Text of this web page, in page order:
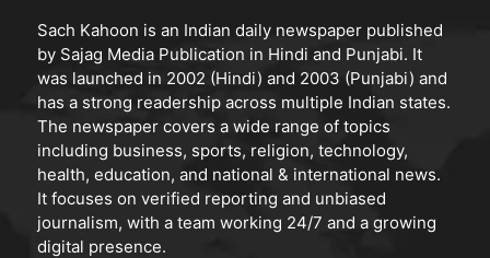
Sach Kahoon is an Indian daily newspaper published
by Sajag Media Publication in Hindi and Punjabi. It
was launched in 2002 (Hindi) and 2003 (Punjabi) and
has a strong readership across multiple Indian states.
The newspaper covers a wide range of topics
including business, sports, religion, technology,
health, education, and national & international news.
It focuses on verified reporting and unbiased
journalism, with a team working 24/7 and a growing
digital presence.